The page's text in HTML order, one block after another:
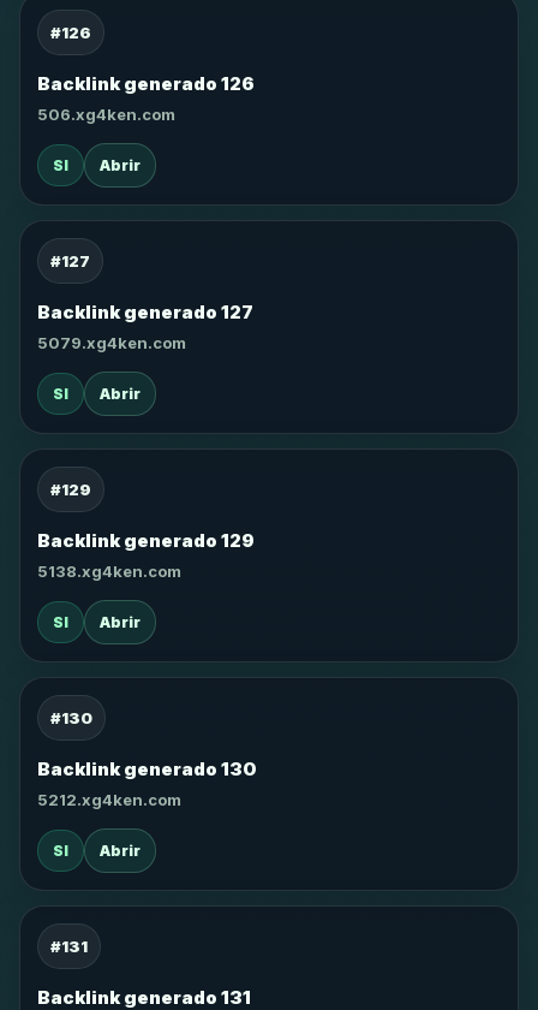
#126
Backlink generado 126
506.xg4ken.com
SI Abrir
#127
Backlink generado 127
5079.xg4ken.com
SI Abrir
#129
Backlink generado 129
5138.xg4ken.com
SI Abrir
#130
Backlink generado 130
5212.xg4ken.com
SI Abrir
#131
Backlink generado 131